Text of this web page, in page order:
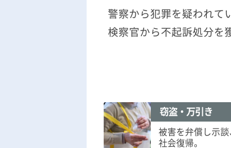
警察から犯罪を疑われて
検察官から不起訴処分を
窃盗・万引き
被害を弁償し示
社会復帰。